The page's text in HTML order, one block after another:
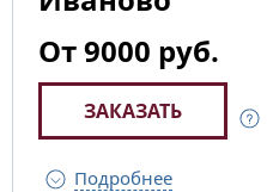
От 9000 руб.
ЗАКАЗАТЬ
Подробнее